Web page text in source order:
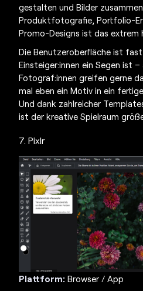
gestalten und Bilder
Produktfotografie, Portfolio-
Promo-Designs ist das extrem
Die Benutzeroberfläche ist
Einsteiger:innen ein Segen ist
Fotograf:innen greifen gerne
mal eben ein Motiv in ein
Und dank zahlreicher
ist der kreative Spielraum
7. Pixlr
Plattform: Browser / App